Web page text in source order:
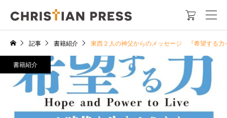

記事 書籍紹介 東西２人の神父からのメッセージ 『希望する
書籍紹介